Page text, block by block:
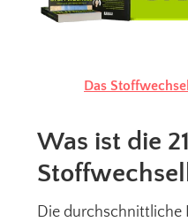
Das
Was ist die
Die durchschnittliche